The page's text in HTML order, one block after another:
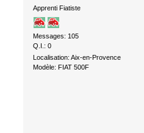
Apprenti Fiatiste
Messages: 105
Q.I.: 0
Localisation: Aix-en-Provence
Modèle: FIAT 500F